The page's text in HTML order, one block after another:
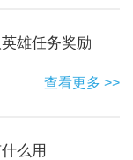
雄任务奖励
查看更多 >>
么用